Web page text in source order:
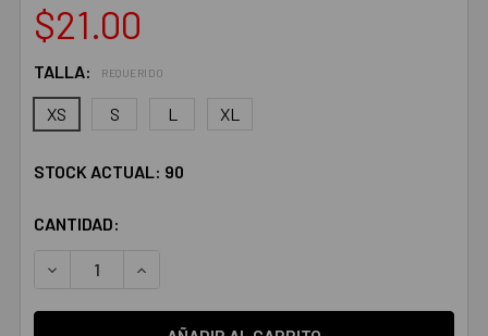
$21.00
TALLA: REQUERIDO
XS S L XL
STOCK ACTUAL: 90
CANTIDAD:
DISMINUIR LA CANTIDAD:AUMENTAR LA CANTIDAD: